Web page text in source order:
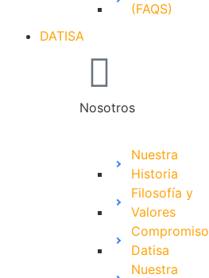
(FAQS)
DATISA
Nosotros
Nuestra
Historia
Filosofía y
Valores
Compromiso
Datisa
Nuestra